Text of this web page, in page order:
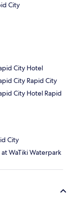
City
City Hotel
City Rapid City
City Hotel Rapid
City
WaTiki Waterpark